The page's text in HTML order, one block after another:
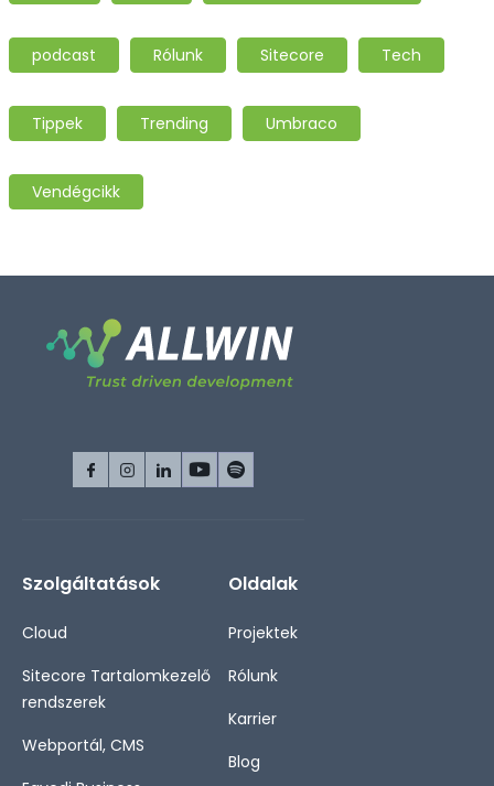
podcast Rólunk Sitecore Tech
Tippek Trending Umbraco
Vendégcikk
Szolgáltatások
Cloud
Sitecore Tartalomkezelő
rendszerek
Webportál, CMS
Oldalak
Projektek
Rólunk
Karrier
Blog